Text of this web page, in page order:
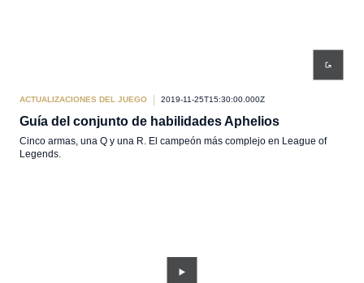
ACTUALIZACIONES DEL JUEGO 2019-11-25T15:30:00.000Z
Guía del conjunto de habilidades Aphelios
Cinco armas, una Q y una R. El campeón más complejo en League of
Legends.